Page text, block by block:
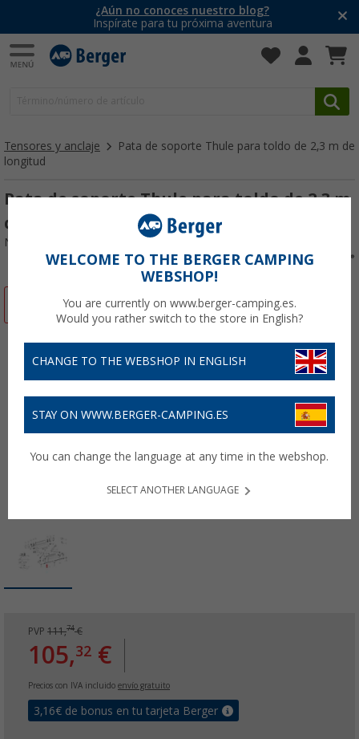
¿Aún no conoces nuestro blog?
Inspírate para tu próxima aventura
Tensores y anclaje
Pata de soporte Thule para toldo de 2,3 m de
longitud
Pata de soporte Thule para toldo de 2,3 m
de longitud
Nº de artículo 110163
PVP 111,74€
105,32 €
Precios con IVA incluido envío gratuito
3,16€ de bonus en tu tarjeta Berger
WELCOME TO THE BERGER CAMPING
WEBSHOP!
You are currently on www.berger-camping.es.
Would you rather switch to the store in English?
CHANGE TO THE WEBSHOP IN ENGLISH
STAY ON WWW.BERGER-CAMPING.ES
You can change the language at any time in the webshop.
SELECT ANOTHER LANGUAGE